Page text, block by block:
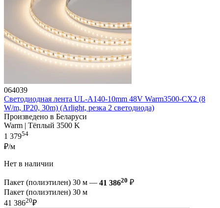
064039
Светодиодная лента UL-A140-10mm 48V Warm3500-CX2 (8
W/m, IP20, 30m) (Arlight, резка 2 светодиода)
Произведено в Беларуси
Warm | Тёплый 3500 K
1 37954
₽/м
Нет в наличии
Пакет (полиэтилен) 30 м — 41 38620 ₽
Пакет (полиэтилен) 30 м
41 38620₽